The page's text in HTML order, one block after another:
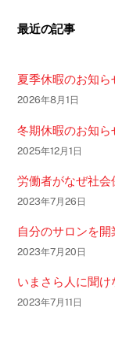
最近の記事
夏季休暇のお知ら
2026年8月1日
冬期休暇のお知ら
2025年12月1日
労働者がなぜ社会
2023年7月26日
自分のサロンを
2023年7月20日
いまさら人に聞
2023年7月11日